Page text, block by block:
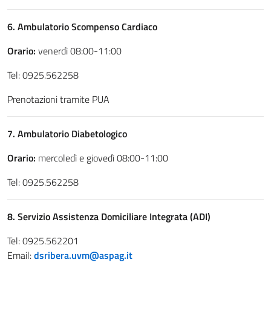
6. Ambulatorio Scompenso Cardiaco
Orario: venerdì 08:00-11:00
Tel: 0925.562258
Prenotazioni tramite PUA
7. Ambulatorio Diabetologico
Orario: mercoledì e giovedì 08:00-11:00
Tel: 0925.562258
8. Servizio Assistenza Domiciliare Integrata (ADI)
Tel: 0925.562201
Email:dsribera.uvm@aspag.it